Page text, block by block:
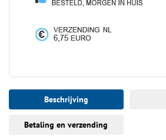
Beschrijving
Betaling en verzending